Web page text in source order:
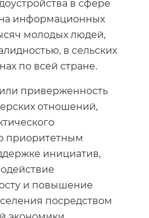
в сфере
на информационных
молодых людей,
в сельских
по всей стране.
приверженность
отношений,
приоритетным
инициатив,
и повышение
посредством